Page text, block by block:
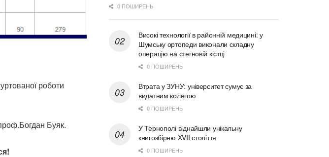
роботи
Буяк.
0 ПОШИРЕНЬ
Високі технології в районній медицині: у
Шумську ортопеди виконали складну
операцію на стегновій кістці
0 ПОШИРЕНЬ
Втрата у ЗУНУ: університет сумує за
видатним колегою
0 ПОШИРЕНЬ
У Тернополі віднайшли унікальну
книгозбірню XVII століття
0 ПОШИРЕНЬ